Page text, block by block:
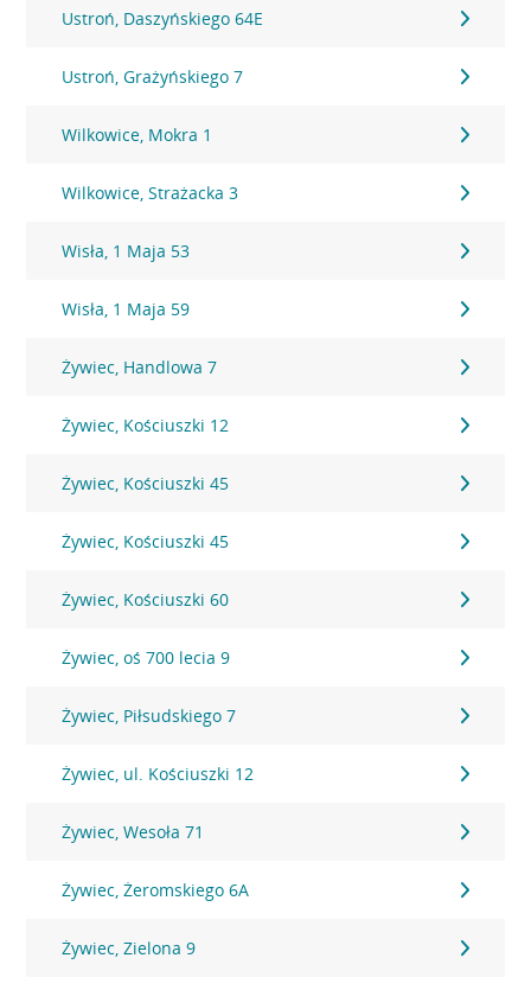
Ustroń, Daszyńskiego 64E
Ustroń, Grażyńskiego 7
Wilkowice, Mokra 1
Wilkowice, Strażacka 3
Wisła, 1 Maja 53
Wisła, 1 Maja 59
Żywiec, Handlowa 7
Żywiec, Kościuszki 12
Żywiec, Kościuszki 45
Żywiec, Kościuszki 45
Żywiec, Kościuszki 60
Żywiec, oś 700 lecia 9
Żywiec, Piłsudskiego 7
Żywiec, ul. Kościuszki 12
Żywiec, Wesoła 71
Żywiec, Żeromskiego 6A
Żywiec, Zielona 9